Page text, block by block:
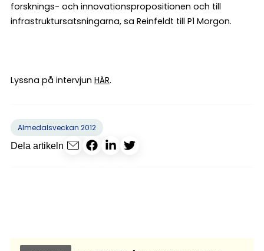
forsknings- och innovationspropositionen och till
infrastruktursatsningarna, sa Reinfeldt till P1 Morgon.
Lyssna på intervjun HÄR.
Almedalsveckan 2012
Dela artikeln